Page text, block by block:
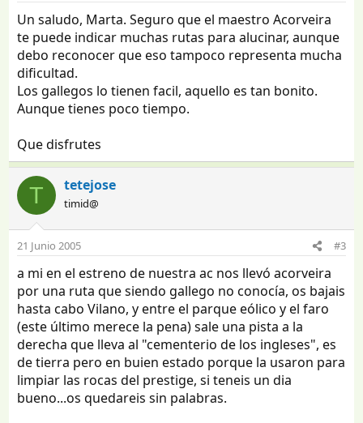
Un saludo, Marta. Seguro que el maestro Acorveira
te puede indicar muchas rutas para alucinar, aunque
debo reconocer que eso tampoco representa mucha
dificultad.
Los gallegos lo tienen facil, aquello es tan bonito.
Aunque tienes poco tiempo.
Que disfrutes
T tetejose
timid@
21 Junio 2005 #3
a mi en el estreno de nuestra ac nos llevó acorveira
por una ruta que siendo gallego no conocía, os bajais
hasta cabo Vilano, y entre el parque eólico y el faro
(este último merece la pena) sale una pista a la
derecha que lleva al "cementerio de los ingleses", es
de tierra pero en buien estado porque la usaron para
limpiar las rocas del prestige, si teneis un dia
bueno...os quedareis sin palabras.